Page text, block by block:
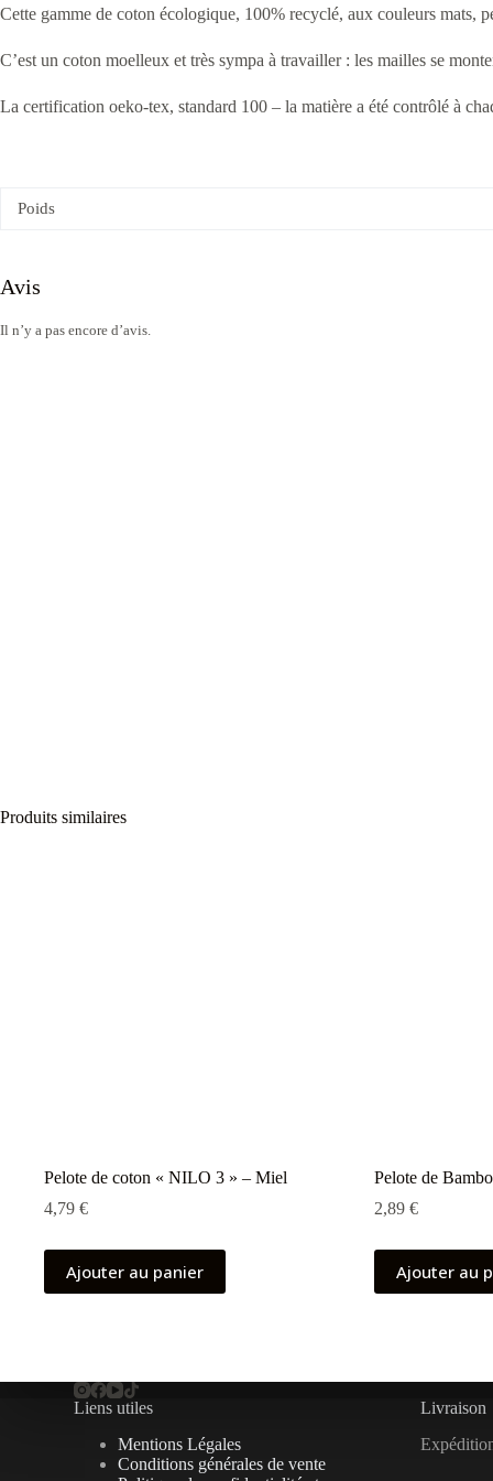
Cette gamme de coton écologique, 100% recyclé, aux couleurs mats,
C’est un coton moelleux et très sympa à travailler : les mailles se
La certification oeko-tex, standard 100 – la matière a été contrôlé à
Poids
Avis
Il n’y a pas encore d’avis.
Produits similaires
Pelote de coton « NILO 3 » – Miel
4,79 €
Ajouter au panier
Pelote de
2,89 €
Ajouter au
Liens utiles
Mentions Légales
Conditions générales de vente
Livraison